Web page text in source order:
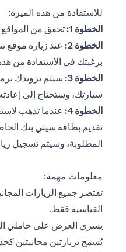
للاستفادة من هذه الميزة:
الخطوة 1:
تحقق من المواقع
الخطوة 2:
عند زيارة موقع
برغبتك في الاستفادة من
الخطوة 3:
سيتم تزويدك
سيارتك، وستحتاج إلى
الخطوة 4:
عندما تذهب
تقديم بطاقة سيتي بنك
المطلوبة، وسيتم تسجيل
معلومات مهمة:
تقتصر جميع الزيارات
القياسية فقط.
يسري العرض على حاملي
يُسمح بزيارتين مجانيتين